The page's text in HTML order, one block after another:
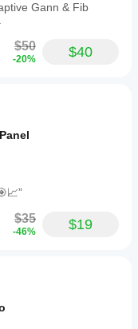
Gann & Fib
$50
-20% $40
$35
-46% $19